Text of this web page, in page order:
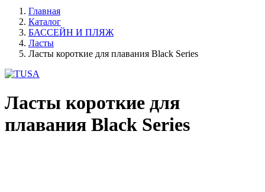
Главная
Каталог
БАССЕЙН И ПЛЯЖ
Ласты
Ласты короткие для плавания Black Series
Ласты короткие для
плавания Black Series